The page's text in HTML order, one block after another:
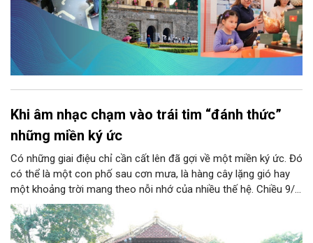
Khi âm nhạc chạm vào trái tim “đánh thức”
những miền ký ức
Có những giai điệu chỉ cần cất lên đã gợi về một miền ký ức. Đó
có thể là một con phố sau cơn mưa, là hàng cây lặng gió hay
một khoảng trời mang theo nỗi nhớ của nhiều thế hệ. Chiều 9/8,
tại Nhà Bát Giác - Vườn hoa Lý Thái Tổ, chương trình “Âm nhạc
cuối tuần” sẽ mở ra một không gian như thế, nơi mỗi tác phẩm
trở thành một lát cắt tinh tế về vẻ đẹp của con người và đời